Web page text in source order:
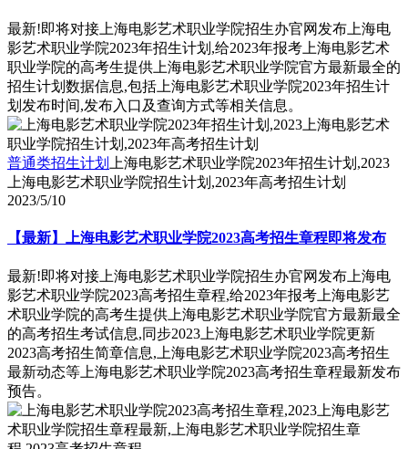
最新!即将对接上海电影艺术职业学院招生办官网发布上海电
影艺术职业学院2023年招生计划,给2023年报考上海电影艺术
职业学院的高考生提供上海电影艺术职业学院官方最新最全的
招生计划数据信息,包括上海电影艺术职业学院2023年招生计
划发布时间,发布入口及查询方式等相关信息。
普通类招生计划 上海电影艺术职业学院2023年招生计划,2023
上海电影艺术职业学院招生计划,2023年高考招生计划
2023/5/10
【最新】上海电影艺术职业学院2023高考招生章程即将发布
最新!即将对接上海电影艺术职业学院招生办官网发布上海电
影艺术职业学院2023高考招生章程,给2023年报考上海电影艺
术职业学院的高考生提供上海电影艺术职业学院官方最新最全
的高考招生考试信息,同步2023上海电影艺术职业学院更新
2023高考招生简章信息,上海电影艺术职业学院2023高考招生
最新动态等上海电影艺术职业学院2023高考招生章程最新发布
预告。